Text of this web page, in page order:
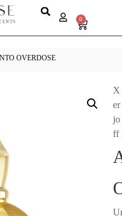
0
OVERDOSE
X
er
jo
ff